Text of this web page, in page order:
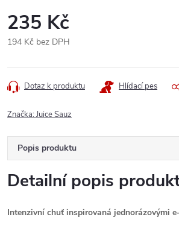
235 Kč
194 Kč bez DPH
cena:
Dotaz k produktu Hlídací pes
Značka:Juice Sauz
Popis produktu
Detailní popis
Intenzivní chuť inspirovaná jednorázovými